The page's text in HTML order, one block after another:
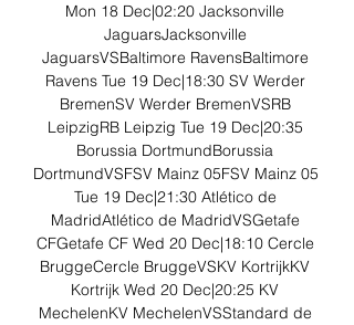
Mon 18 Dec|02:20 Jacksonville
JaguarsJacksonville
JaguarsVSBaltimore RavensBaltimore
Ravens Tue 19 Dec|18:30 SV Werder
BremenSV Werder BremenVSRB
LeipzigRB Leipzig Tue 19 Dec|20:35
Borussia DortmundBorussia
DortmundVSFSV Mainz 05FSV Mainz 05
Tue 19 Dec|21:30 Atlético de
MadridAtlético de MadridVSGetafe
CFGetafe CF Wed 20 Dec|18:10 Cercle
BruggeCercle BruggeVSKV KortrijkKV
Kortrijk Wed 20 Dec|20:25 KV
MechelenKV MechelenVSStandard de